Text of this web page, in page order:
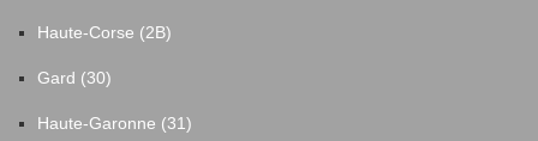
Haute-Corse (2B)
Gard (30)
Haute-Garonne (31)